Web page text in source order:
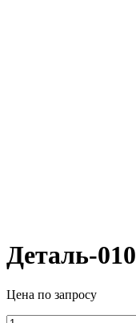
Деталь-010
Цена по запросу